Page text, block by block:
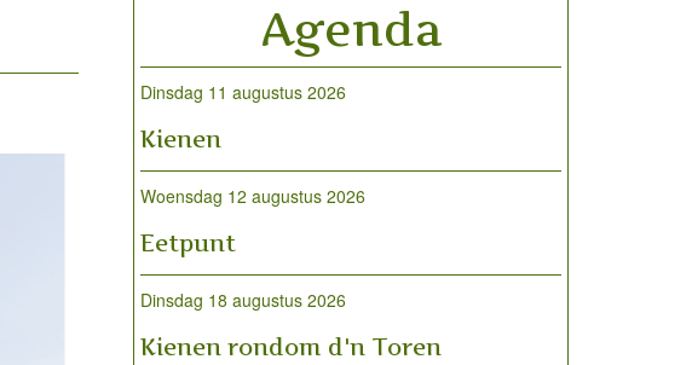
Agenda
Dinsdag 11 augustus 2026
Kienen
Woensdag 12 augustus 2026
Eetpunt
Dinsdag 18 augustus 2026
Kienen rondom d'n Toren